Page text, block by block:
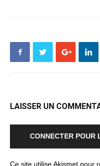
LAISSER UN
CONNECTER POUR
Ce site utilise Akismet pour